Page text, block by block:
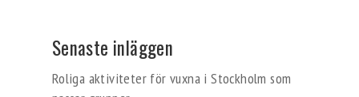
Senaste inläggen
Roliga aktiviteter för vuxna i Stockholm som